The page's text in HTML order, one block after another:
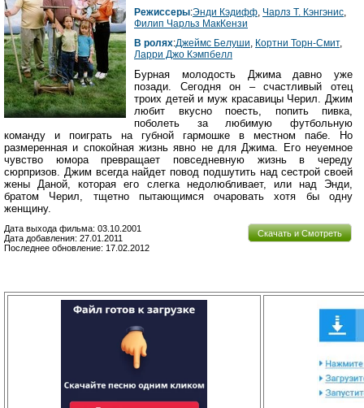
Режиссеры:Энди Кэдифф, Чарлз Т. Кэнгэнис,
Филип Чарльз МакКензи
В ролях:Джеймс Белуши, Кортни Торн-Смит,
Ларри Джо Кэмпбелл
Бурная молодость Джима давно уже
позади. Сегодня он – счастливый отец
троих детей и муж красавицы Черил. Джим
любит вкусно поесть, попить пивка,
поболеть за любимую футбольную
команду и поиграть на губной гармошке в местном пабе. Но
размеренная и спокойная жизнь явно не для Джима. Его неуемное
чувство юмора превращает повседневную жизнь в череду
сюрпризов. Джим всегда найдет повод подшутить над сестрой своей
жены Даной, которая его слегка недолюбливает, или над Энди,
братом Черил, тщетно пытающимся очаровать хотя бы одну
женщину.
Скачать и Смотреть
Дата выхода фильма: 03.10.2001
Дата добавления: 27.01.2011
Последнее обновление: 17.02.2012